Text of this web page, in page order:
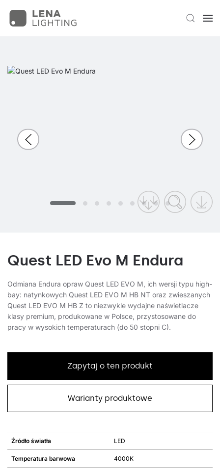
Quest LED Evo M Endura
Odmiana Endura opraw Quest LED EVO M, ich wersji typu high-
bay: natynkowych Quest LED EVO M HB NT oraz zwieszanych
Quest LED EVO M HB Z to niezwykle wydajne naświetlacze
klasy premium, produkowane w Polsce, przystosowane do
pracy w wysokich temperaturach (do 50 stopni C).
Zapytaj o ten produkt
Warianty produktowe
Źródło światła LED
Temperatura barwowa 4000K